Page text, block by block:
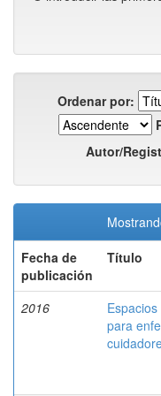
Ordenar por:
Autor/
Fecha de
publicación
Título
2016
para